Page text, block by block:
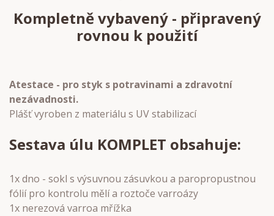
Kompletně vybavený - připravený
rovnou k použití
Atestace - pro styk s potravinami a zdravotní
nezávadnosti.
Plášť vyroben z materiálu s UV stabilizací
Sestava úlu KOMPLET obsahuje:
1x dno - sokl s výsuvnou zásuvkou a paropropustnou
fólií pro kontrolu mělí a roztoče varroázy
1x nerezová varroa mřížka